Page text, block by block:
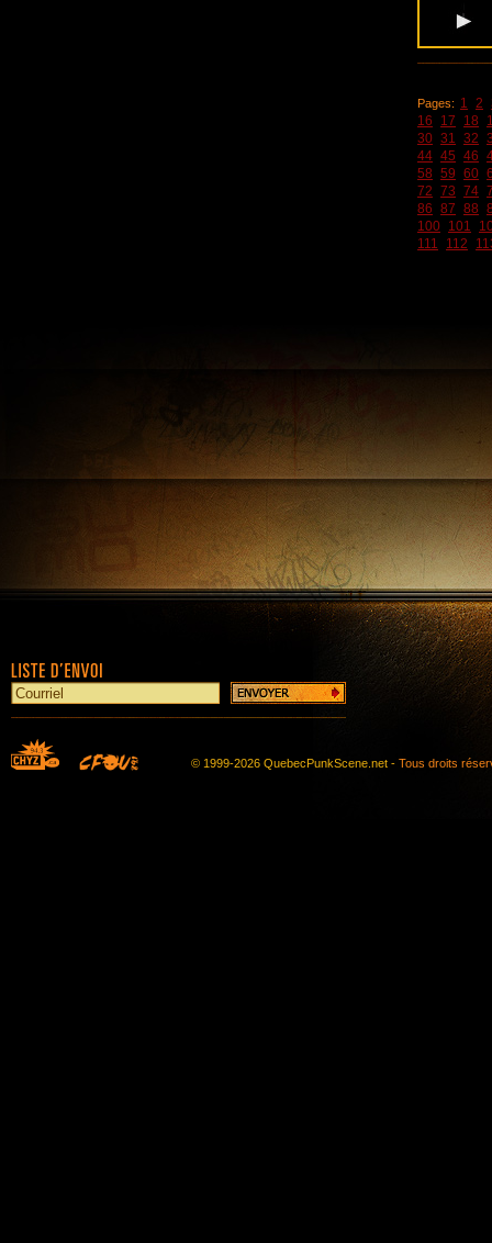
Pages: 1 2
16
17 18
30 31 32
44 45 46
58 59 60
72 73 74
86 87 88
100 101
111
112
© 1999-2026 QuebecPunkScene.net - Tous droits